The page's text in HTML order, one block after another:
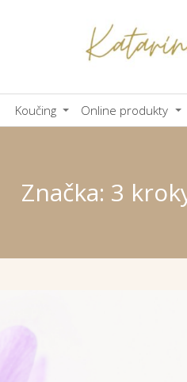
Koučing Online produkty
Značka: 3